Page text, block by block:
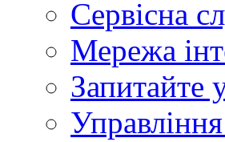
Сервісна
Мережа
Запитайте